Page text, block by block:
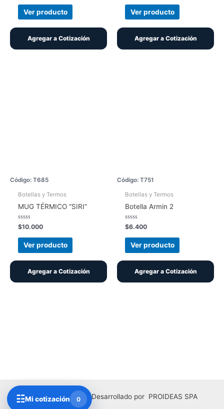
0
deVer producto
Agregar a Cotización
0
deVer producto
Agregar a Cotización
Código: T685
Botellas y Termos
MUG TÉRMICO “SIRI”
Valorado
con
0
de
$10.000
Ver producto
Agregar a Cotización
Código: T751
Botellas y Termos
Botella Armin 2
Valorado
con
0
de
$6.400
Ver producto
Agregar a Cotización
Copyright © 2026 | Desarrollado por PROIDEAS SPA
☷Mi cotización 0